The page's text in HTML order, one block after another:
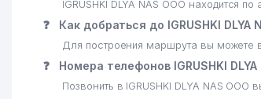
24 GROSS АО СТРАХОВАЯ КОМПАНИЯ
PASSTRANS MEDIA ООО
TAKEDA ПРЕДСТАВИТЕЛЬСТВО
IGRUSHKI DLYA NAS ООО находится
❓ Как добраться до IGRUSHKI DLYA
Для построения маршрута вы можете
❓ Номера телефонов IGRUSHKI
Позвонить в IGRUSHKI DLYA NAS